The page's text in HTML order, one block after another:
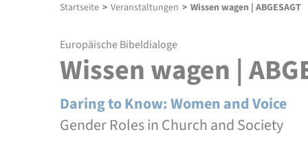
Themen treffen.
Geist kreativ aufeinander stoßen.
ehrenamtlichen Vertreterinnen und Vertretern der
Startseite > Veranstaltungen > Wissen wagen | ABGESAGT
Europäische Bibeldialoge
Wissen wagen |
Daring to Know: Women and Voice
Gender Roles in Church and Society